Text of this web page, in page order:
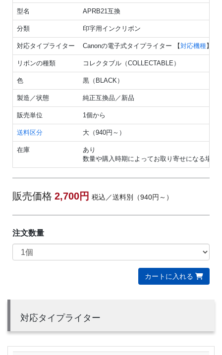
型名 APRB21互換
分類 印字用インクリボン
対応タイプライター Canonの電子式タイプライター 【対応機種】
リボンの種類 コレクタブル（COLLECTABLE）
色 黒（BLACK）
製造／状態 純正互換品／新品
販売単位 1個から
送料区分 大（940円～）
在庫
あり
数量や購入時期によってお取り寄せになる場合
販売価格 2,700円 税込／送料別（940円～）
注文数量
カートに入れる
対応タイプライター